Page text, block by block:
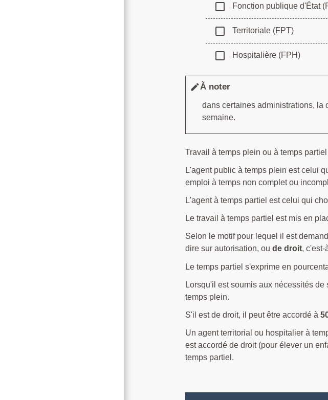
check_box_outline_blank Fonction publique d'État
check_box_outline_blank Territoriale (FPT)
check_box_outline_blank Hospitalière (FPH)
editÀ noter
dans certaines administrations, la
semaine.
Travail à temps plein ou à temps partiel
L'agent public à temps plein est celui
emploi à temps non complet ou
L'agent à temps partiel est celui qui
Le travail à temps partiel est mis en
Selon le motif pour lequel il est
dire sur autorisation, ou de droit, c'est-
Le temps partiel s'exprime en
Lorsqu'il est soumis aux nécessités
temps plein.
S'il est de droit, il peut être accordé à
Un agent territorial ou hospitalier à
est accordé de droit (pour élever un
temps partiel.